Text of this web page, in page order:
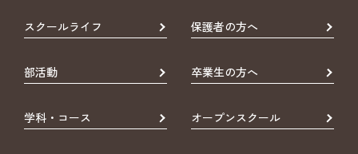
スクールライフ 保護者の方へ
部活動 卒業生の方へ
学科・コース オープンスクール